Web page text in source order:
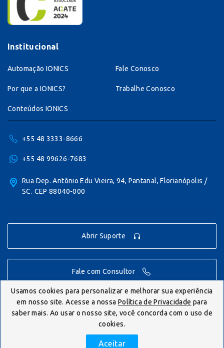
Institucional
Automação IONICS
Por que a IONICS?
Conteúdos IONICS
Fale Conosco
Trabalhe Conosco
+55 48 3333-8666
+55 48 99626-7683
Rua Dep. Antônio Edu Vieira, 94, Pantanal, Florianópolis /
SC. CEP 88040-000
Abrir Suporte
Fale com Consultor
© IONICS 2026 - Todos os direitos reservados.
Politica de Privacidade
Desenvolvido por
Usamos cookies para personalizar e melhorar sua experiência
em nosso site. Acesse a nossa Política de Privacidade para
saber mais. Ao usar o nosso site, você concorda com o uso de
cookies.
Aceitar